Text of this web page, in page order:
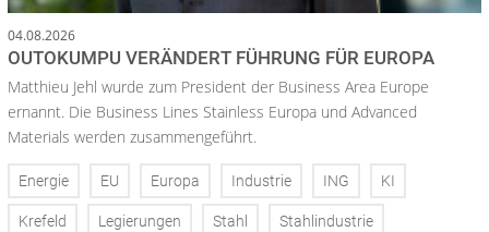
04.08.2026
OUTOKUMPU VERÄNDERT FÜHRUNG FÜR EUROPA
Matthieu Jehl wurde zum President der Business Area Europe
ernannt. Die Business Lines Stainless Europa und Advanced
Materials werden zusammengeführt.
Energie EU Europa Industrie ING KI
Krefeld Legierungen Stahl Stahlindustrie